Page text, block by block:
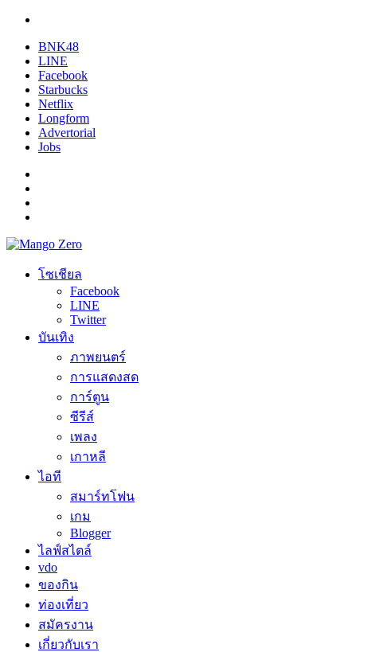
BNK48
LINE
Facebook
Starbucks
Netflix
Longform
Advertorial
Jobs
โซเชียล
Facebook
LINE
Twitter
บันเทิง
ภาพยนตร์
การแสดงสด
การ์ตูน
ซีรีส์
เพลง
เกาหลี
ไอที
สมาร์ทโฟน
เกม
Blogger
ไลฟ์สไตล์
vdo
ของกิน
ท่องเที่ยว
สมัครงาน
เกี่ยวกับเรา